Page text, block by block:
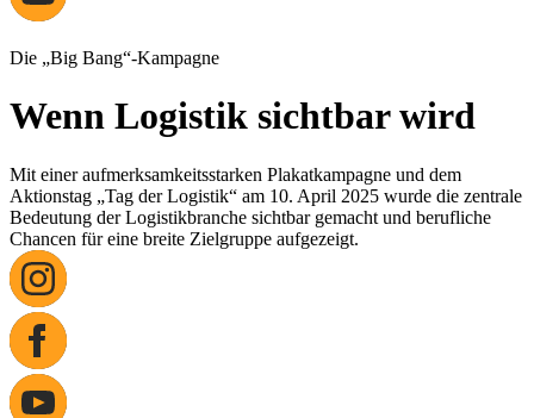
Die „Big Bang“-Kampagne
Wenn Logistik sichtbar wird
Mit einer aufmerksamkeitsstarken Plakatkampagne und dem
Aktionstag „Tag der Logistik“ am 10. April 2025 wurde die zentrale
Bedeutung der Logistikbranche sichtbar gemacht und berufliche
Chancen für eine breite Zielgruppe aufgezeigt.